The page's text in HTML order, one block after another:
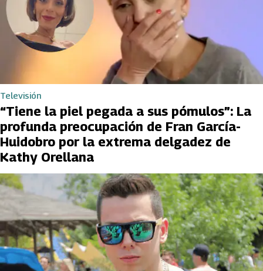
Televisión
“Tiene la piel pegada a sus pómulos”: La
profunda preocupación de Fran García-
Huidobro por la extrema delgadez de
Kathy Orellana